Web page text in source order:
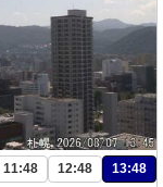
11:48 12:48 13:48